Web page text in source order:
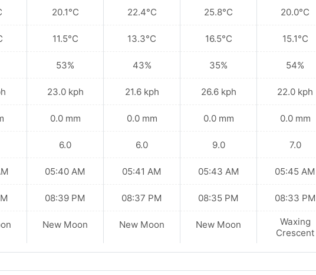
20.1°C
11.5°C
53%
23.0 kph
0.0 mm
6.0
05:40 AM
08:39 PM
New Moon
22.4°C
13.3°C
43%
21.6 kph
0.0 mm
6.0
05:41 AM
08:37 PM
New Moon
25.8°C
16.5°C
35%
26.6 kph
0.0 mm
9.0
05:43 AM
08:35 PM
New Moon
20.0°C
15.1°C
54%
22.0 kph
0.0 mm
7.0
05:45 AM
08:33 PM
Waxing
Crescent